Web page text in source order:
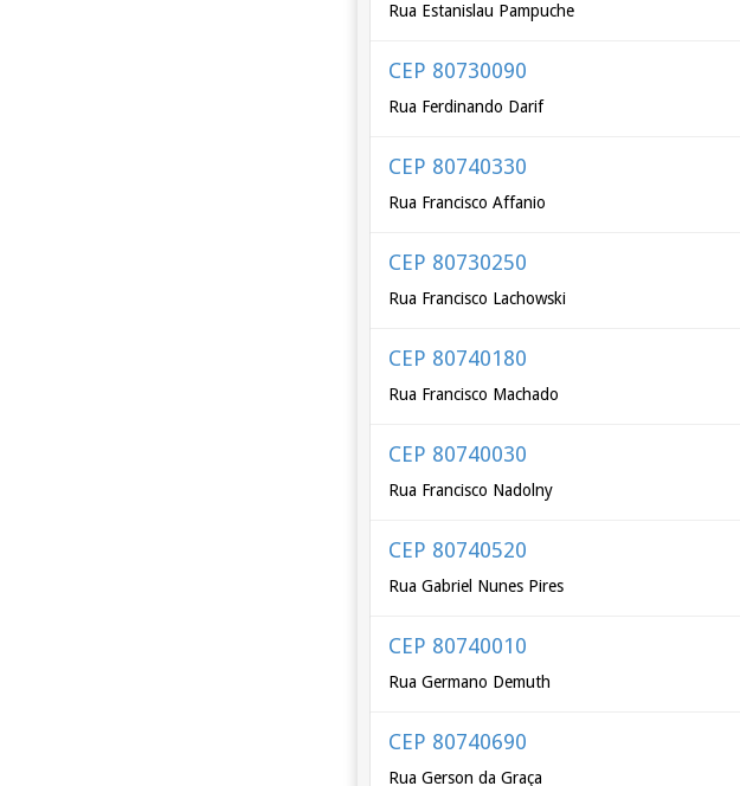
Rua Estanislau Pampuche
CEP 80730090
Rua Ferdinando Darif
CEP 80740330
Rua Francisco Affanio
CEP 80730250
Rua Francisco Lachowski
CEP 80740180
Rua Francisco Machado
CEP 80740030
Rua Francisco Nadolny
CEP 80740520
Rua Gabriel Nunes Pires
CEP 80740010
Rua Germano Demuth
CEP 80740690
Rua Gerson da Graça